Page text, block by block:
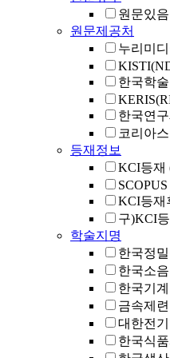
원문있음
원문제공처
누리미
한국학
한국연
코리아
등재정보
KCI등재
SCOPUS
KCI등재
구)KCI
학술지명
한국정
한국소
한국기
금속제
대한전
한국식